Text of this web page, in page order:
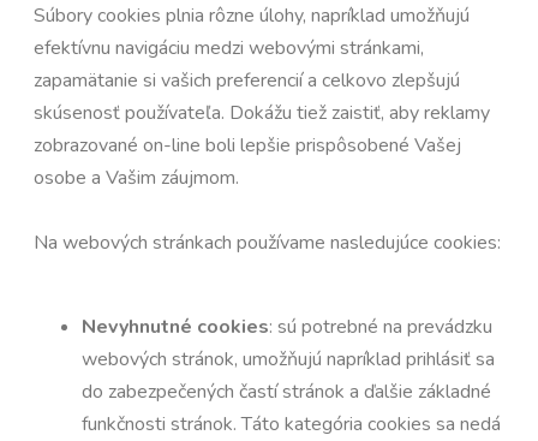
Súbory cookies plnia rôzne úlohy, napríklad umožňujú
efektívnu navigáciu medzi webovými stránkami,
zapamätanie si vašich preferencií a celkovo zlepšujú
skúsenosť používateľa. Dokážu tiež zaistiť, aby reklamy
zobrazované on-line boli lepšie prispôsobené Vašej
osobe a Vašim záujmom.
Na webových stránkach používame nasledujúce cookies:
Nevyhnutné cookies: sú potrebné na prevádzku
webových stránok, umožňujú napríklad prihlásiť sa
do zabezpečených častí stránok a ďalšie základné
funkčnosti stránok. Táto kategória cookies sa nedá